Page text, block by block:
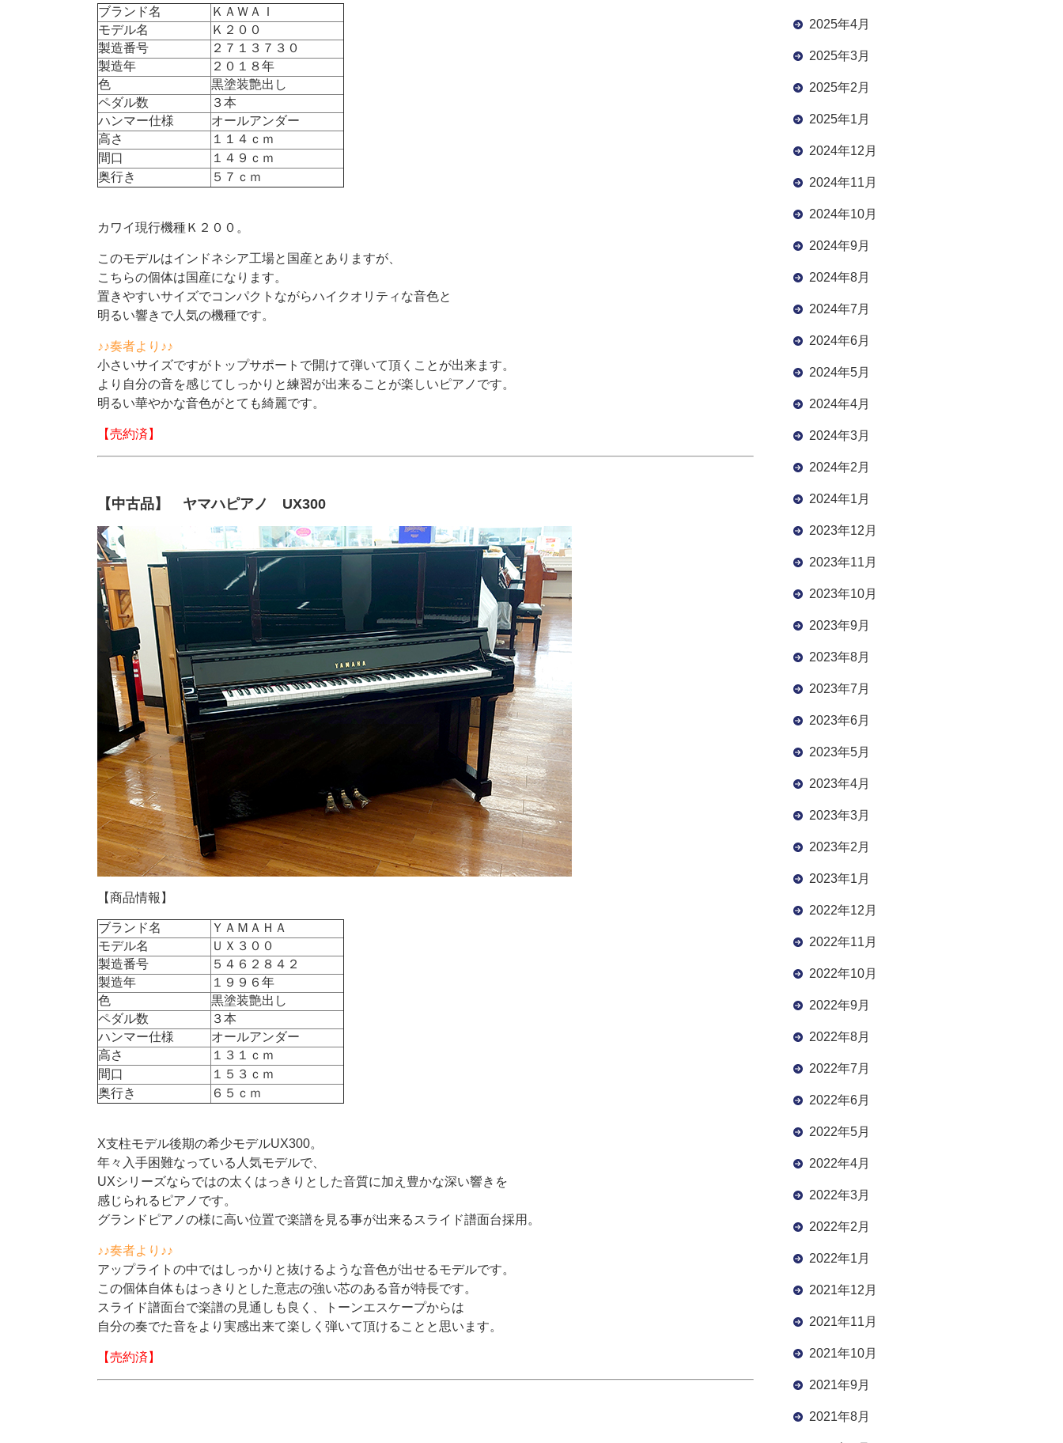
ブランド名
ＫＡＷＡＩ
モデル名
Ｋ２００
製造番号
２７１３７３０
製造年
２０１８年
色
黒塗装艶出し
ペダル数
３本
ハンマー仕様
オールアンダー
高さ
１１４ｃｍ
間口
１４９ｃｍ
奥行き
５７ｃｍ
カワイ現行機種Ｋ２００。
このモデルはインドネシア工場と国産とありますが、
こちらの個体は国産になります。
置きやすいサイズでコンパクトながらハイクオリティな音色と
明るい響きで人気の機種です。
♪♪奏者より♪♪
小さいサイズですがトップサポートで開けて弾いて頂くことが出来ます。
より自分の音を感じてしっかりと練習が出来ることが楽しいピアノです。
明るい華やかな音色がとても綺麗です。
【売約済】
【中古品】 ヤマハピアノ UX300
【商品情報】
ブランド名
ＹＡＭＡＨＡ
モデル名
ＵＸ３００
製造番号
５４６２８４２
製造年
１９９６年
色
黒塗装艶出し
ペダル数
３本
ハンマー仕様
オールアンダー
高さ
１３１ｃｍ
間口
１５３ｃｍ
奥行き
６５ｃｍ
X支柱モデル後期の希少モデルUX300。
年々入手困難なっている人気モデルで、
UXシリーズならではの太くはっきりとした音質に加え豊かな深い響きを
感じられるピアノです。
グランドピアノの様に高い位置で楽譜を見る事が出来るスライド譜面台採用。
♪♪奏者より♪♪
アップライトの中ではしっかりと抜けるような音色が出せるモデルです。
この個体自体もはっきりとした意志の強い芯のある音が特長です。
スライド譜面台で楽譜の見通しも良く、トーンエスケープからは
自分の奏でた音をより実感出来て楽しく弾いて頂けることと思います。
【売約済】
2025年4月
2025年3月
2025年2月
2025年1月
2024年12月
2024年11月
2024年10月
2024年9月
2024年8月
2024年7月
2024年6月
2024年5月
2024年4月
2024年3月
2024年2月
2024年1月
2023年12月
2023年11月
2023年10月
2023年9月
2023年8月
2023年7月
2023年6月
2023年5月
2023年4月
2023年3月
2023年2月
2023年1月
2022年12月
2022年11月
2022年10月
2022年9月
2022年8月
2022年7月
2022年6月
2022年5月
2022年4月
2022年3月
2022年2月
2022年1月
2021年12月
2021年11月
2021年10月
2021年9月
2021年8月